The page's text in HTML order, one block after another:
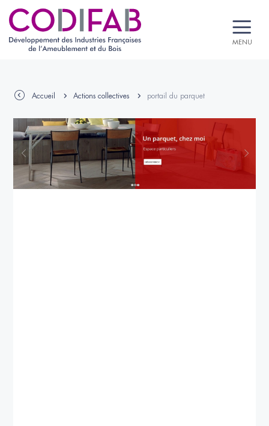
MENU
Accueil Actions collectives portail du parquet